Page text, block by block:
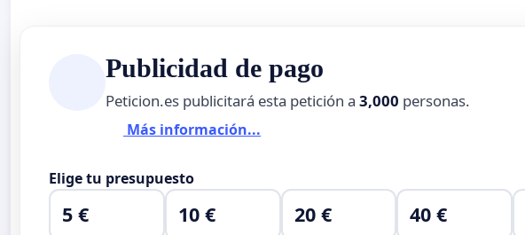
Publicidad de pago
Peticion.es publicitará esta petición a 3,000 personas.
Más información...
Elige tu presupuesto
5 € 10 € 20 € 40 €